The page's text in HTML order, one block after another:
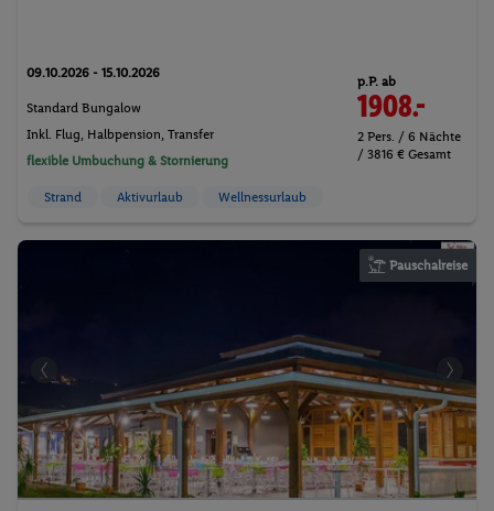
09.10.2026 - 15.10.2026
Standard Bungalow
Inkl. Flug, Halbpension, Transfer
flexible Umbuchung & Stornierung
p.P. ab
1908.-
2 Pers. / 6 Nächte
/ 3816 € Gesamt
Strand Aktivurlaub Wellnessurlaub
Pauschalreise